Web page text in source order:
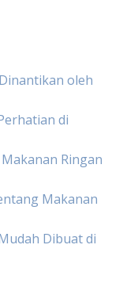
oleh
di
Ringan
Makanan
Dibuat di